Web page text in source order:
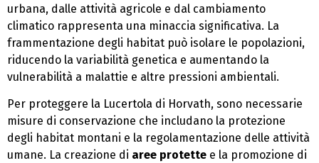
urbana, dalle attività agricole e dal cambiamento
climatico rappresenta una minaccia significativa. La
frammentazione degli habitat può isolare le popolazioni,
riducendo la variabilità genetica e aumentando la
vulnerabilità a malattie e altre pressioni ambientali.
Per proteggere la Lucertola di Horvath, sono necessarie
misure di conservazione che includano la protezione
degli habitat montani e la regolamentazione delle attività
umane. La creazione di aree protette e la promozione di